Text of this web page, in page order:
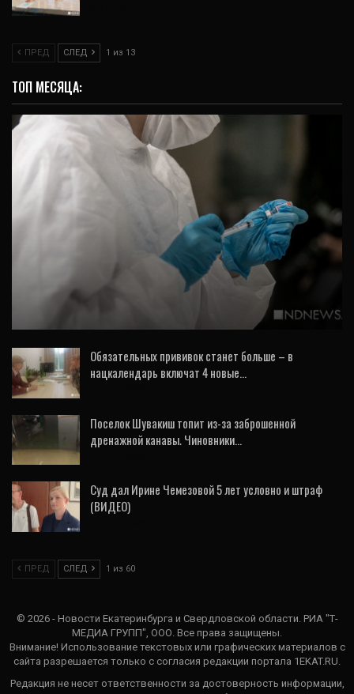
ПРЕД СЛЕД 1 из 13
ТОП МЕСЯЦА:
ОБЩЕСТВО
В Челябинске введен локальный карантин
по бешенству в Советском районе
Обязательных прививок станет больше – в
нацкалендарь включат 4 новые…
Поселок Шувакиш топит из-за заброшенной
дренажной канавы. Чиновники…
Суд дал Ирине Чемезовой 5 лет условно и штраф
(ВИДЕО)
ПРЕД СЛЕД 1 из 60
© 2026 - Новости Екатеринбурга и Свердловской области. РИА "Т-
МЕДИА ГРУПП", ООО. Все права защищены.
Внимание! Использование текстовых или графических материалов с
сайта разрешается только c согласия редакции портала 1EKAT.RU.
Редакция не несет ответственности за достоверность информации,